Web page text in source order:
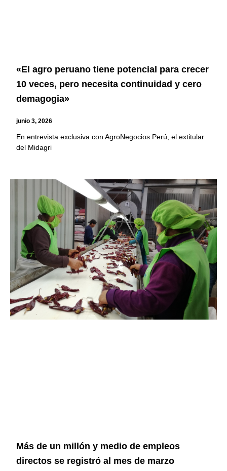
«El agro peruano tiene potencial para crecer
10 veces, pero necesita continuidad y cero
demagogia»
junio 3, 2026
En entrevista exclusiva con AgroNegocios Perú, el extitular
del Midagri
Más de un millón y medio de empleos
directos se registró al mes de marzo